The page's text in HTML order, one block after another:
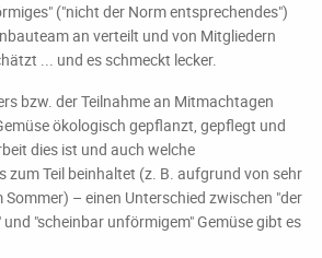
("nicht der Norm entsprechendes")
an verteilt und von Mitgliedern
... und es schmeckt lecker.
bzw. der Teilnahme an Mitmachtagen
ökologisch gepflanzt, gepflegt und
dies ist und auch welche
zum Teil beinhaltet (z. B. aufgrund von sehr
– einen Unterschied zwischen "der
"scheinbar unförmigem" Gemüse gibt es